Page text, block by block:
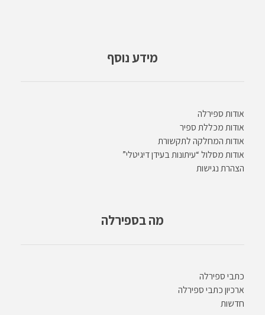
מידע נוסף
אודות ספירלה
אודות מכללת ספיר
אודות המחלקה לתקשורת
אודות מסלול “עיתונות בעידן דיגיטלי”
הצהרת נגישות
מה בספירלה
כתבי ספירלה
ארכיון כתבי ספירלה
חדשות